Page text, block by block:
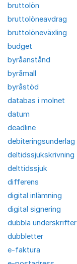
bruttolön
bruttolöneavdrag
bruttolöneväxling
budget
byråanstånd
byråmall
byråstöd
databas i molnet
datum
deadline
debiteringsunderlag
deltidssjukskrivning
delttidssjuk
differens
digital inlämning
digital signering
dubbla underskrifter
dubbletter
e-faktura